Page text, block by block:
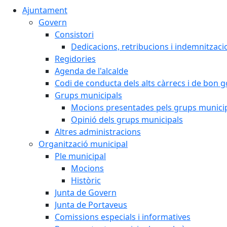
Ajuntament
Govern
Consistori
Dedicacions, retribucions i
Regidories
Agenda de l'alcalde
Codi de conducta dels alts càrrecs i de bon
Grups municipals
Mocions presentades pels grups
Opinió dels grups municipals
Altres administracions
Organització municipal
Ple municipal
Mocions
Històric
Junta de Govern
Junta de Portaveus
Comissions especials i informatives